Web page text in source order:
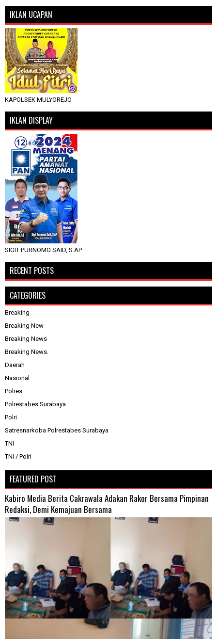
IKLAN UCAPAN
KAPOLSEK MULYOREJO
IKLAN DISPLAY
SIGIT PURNOMO SAID, S.AP
RECENT POSTS
CATEGORIES
Breaking
Breaking New
Breaking News
Breaking News.
Daerah
Nasional
Polres
Polrestabes Surabaya
Polri
Satresnarkoba Polrestabes Surabaya
TNI
TNI / Polri
FEATURED POST
Kabiro Media Berita Cakrawala Adakan Rakor Bersama Pimpinan
Redaksi, Demi Kemajuan Bersama